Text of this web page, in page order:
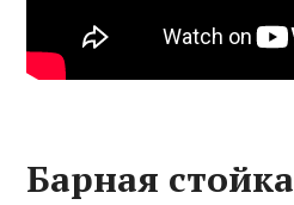
Барная стойка